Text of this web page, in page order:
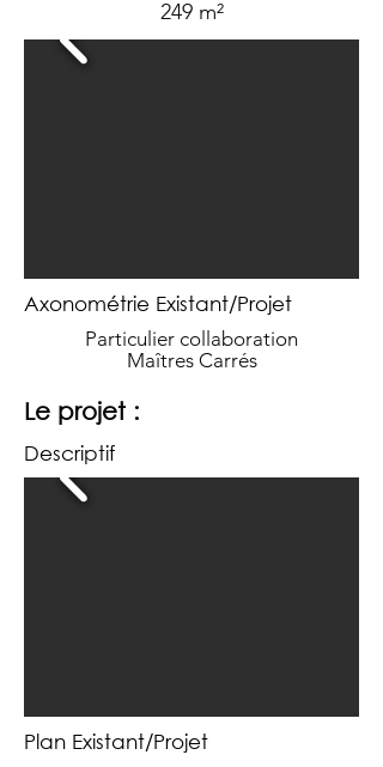
249 m²
Axonométrie Existant/Projet
Particulier collaboration
Maîtres Carrés
Le projet :
Descriptif
Plan Existant/Projet